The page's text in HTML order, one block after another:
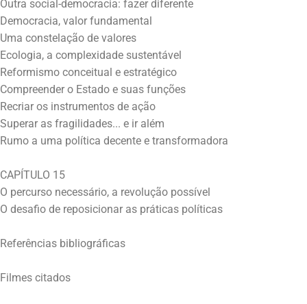
Outra social-democracia: fazer diferente
Democracia, valor fundamental
Uma constelação de valores
Ecologia, a complexidade sustentável
Reformismo conceitual e estratégico
Compreender o Estado e suas funções
Recriar os instrumentos de ação
Superar as fragilidades... e ir além
Rumo a uma política decente e transformadora
CAPÍTULO 15
O percurso necessário, a revolução possível
O desafio de reposicionar as práticas políticas
Referências bibliográficas
Filmes citados